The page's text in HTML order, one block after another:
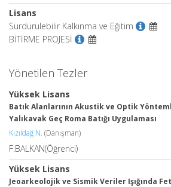
Lisans
Sürdürülebilir Kalkınma ve Eğitim
BİTİRME PROJESİ
Yönetilen Tezler
Yüksek Lisans
Batık Alanlarının Akustik ve Optik
Yalıkavak Geç Roma Batığı Uygulaması
Kızıldağ N. (Danışman)
F.BALKAN(Öğrenci)
Yüksek Lisans
Jeoarkeolojik ve Sismik Veriler Işığında